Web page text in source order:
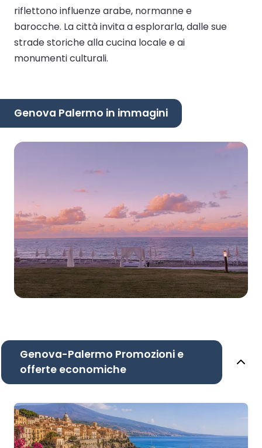
riflettono influenze arabe, normanne e
barocche. La città invita a esplorarla, dalle sue
strade storiche alla cucina locale e ai
monumenti culturali.
Genova Palermo in immagini
Genova-Palermo Promozioni e
offerte economiche